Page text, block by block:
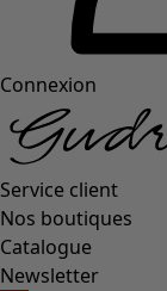
Connexion
Service client
Nos boutiques
Catalogue
Newsletter